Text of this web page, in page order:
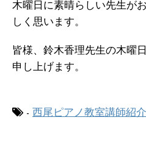
木曜日に素晴らしい先生が
しく思います。
皆様、鈴木香理先生の木曜
申し上げます。
- 西尾ピアノ教室講師紹介